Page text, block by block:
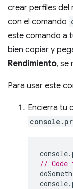
crear perfiles del
con el comando
este comando a
bien copiar y
Rendimiento, se
Para usar este
Encierra tu
console.
//
console.